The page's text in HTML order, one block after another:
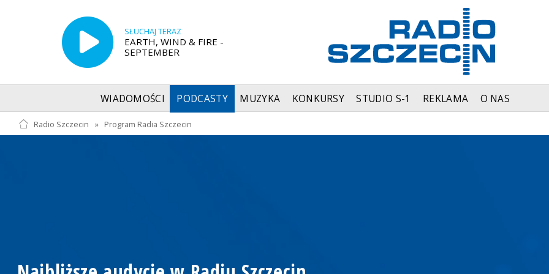
SŁUCHAJ TERAZ
EARTH, WIND & FIRE -
SEPTEMBER
WIADOMOŚCI PODCASTY MUZYKA KONKURSY STUDIO S-1 REKLAMA O NAS
Radio Szczecin » Program Radia Szczecin